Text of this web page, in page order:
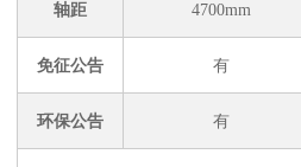
轴距 4700mm
免征公告 有
环保公告 有